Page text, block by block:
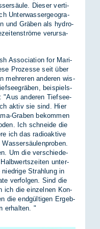
Die­ser ver­ti­
Un­ter­was­ser­geo­gra­
und Grä­ben als hydro­
ver­ur­sa­
As­so­cia­ti­on for Ma­ri­
Pro­zes­se seit über
meh­re­ren an­de­ren wis­
bei­spiels­
"Aus an­de­ren Tief­see­
ak­tiv sie sind. Hier
Gra­ben be­kom­men
Ich schnei­de die
ich das ra­dio­ak­ti­ve
Um die ver­schie­de­
un­ter­
Strah­lung in
ver­fol­gen. Sind die
ich die ein­zel­nen Kon­
die end­gül­ti­gen Er­geb­
er­hal­ten. "